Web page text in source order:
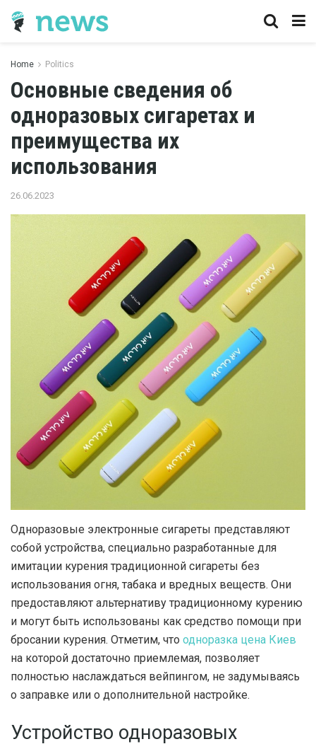
Home Politics
Основные сведения об
одноразовых сигаретах и
преимущества их
использования
26.06.2023
Одноразовые электронные сигареты представляют
собой устройства, специально разработанные для
имитации курения традиционной сигареты без
использования огня, табака и вредных веществ. Они
предоставляют альтернативу традиционному курению
и могут быть использованы как средство помощи при
бросании курения. Отметим, что одноразка цена Киев
на которой достаточно приемлемая, позволяет
полностью наслаждаться вейпингом, не задумываясь
о заправке или о дополнительной настройке.
Устройство одноразовых